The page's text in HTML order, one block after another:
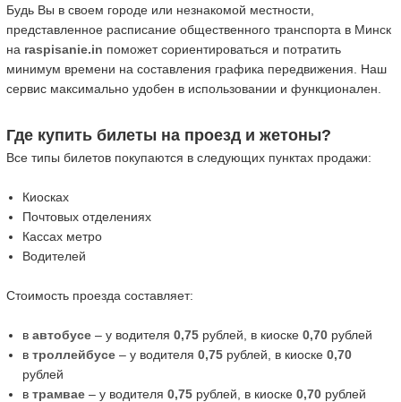
Будь Вы в своем городе или незнакомой местности,
представленное расписание общественного транспорта в Минск
на raspisanie.in поможет сориентироваться и потратить
минимум времени на составления графика передвижения. Наш
сервис максимально удобен в использовании и функционален.
Где купить билеты на проезд и жетоны?
Все типы билетов покупаются в следующих пунктах продажи:
Киосках
Почтовых отделениях
Кассах метро
Водителей
Стоимость проезда составляет:
в автобусе– у водителя 0,75 рублей, в киоске 0,70 рублей
в троллейбусе– у водителя 0,75 рублей, в киоске 0,70
рублей
в трамвае– у водителя 0,75 рублей, в киоске 0,70 рублей